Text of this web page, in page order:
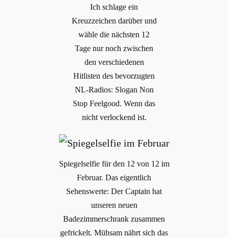
Ich schlage ein
Kreuzzeichen darüber und
wähle die nächsten 12
Tage nur noch zwischen
den verschiedenen
Hitlisten des bevorzugten
NL-Radios: Slogan Non
Stop Feelgood. Wenn das
nicht verlockend ist.
Spiegelselfie für den 12 von 12 im
Februar. Das eigentlich
Sehenswerte: Der Captain hat
unseren neuen
Badezimmerschrank zusammen
gefrickelt. Mühsam nährt sich das